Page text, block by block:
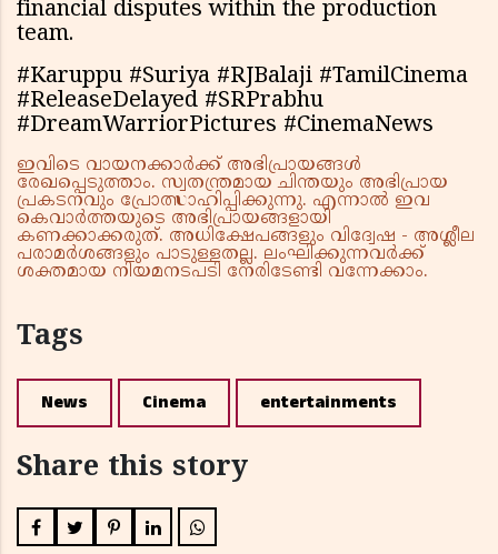
financial disputes within the production
team.
#Karuppu #Suriya #RJBalaji #TamilCinema
#ReleaseDelayed #SRPrabhu
#DreamWarriorPictures #CinemaNews
ഇവിടെ വായനക്കാർക്ക് അഭിപ്രായങ്ങൾ
രേഖപ്പെടുത്താം. സ്വതന്ത്രമായ ചിന്തയും അഭിപ്രായ
പ്രകടനവും പ്രോത്സാഹിപ്പിക്കുന്നു. എന്നാൽ ഇവ
കെവാർത്തയുടെ അഭിപ്രായങ്ങളായി
കണക്കാക്കരുത്. അധിക്ഷേപങ്ങളും വിദ്വേഷ - അശ്ലീല
പരാമർശങ്ങളും പാടുള്ളതല്ല. ലംഘിക്കുന്നവർക്ക്
ശക്തമായ നിയമനടപടി നേരിടേണ്ടി വന്നേക്കാം.
Tags
News Cinema entertainments
Share this story